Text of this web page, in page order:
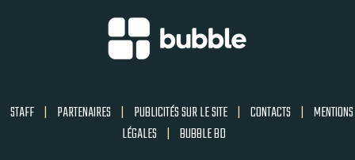
STAFF | PARTENAIRES | PUBLICITÉS SUR LE SITE | CONTACTS | MENTIONS
LÉGALES | BUBBLE BD